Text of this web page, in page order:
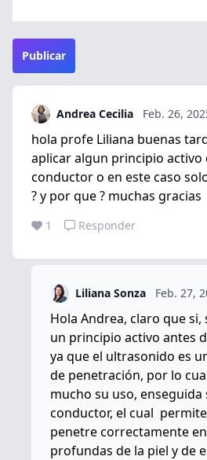
Publicar
Andrea Cecilia Feb. 26,
hola profe Liliana buenas
aplicar algun principio activo
conductor o en este caso
? y por que ? muchas gracias
1 Responder
Liliana Sonza Feb. 27,
Hola Andrea, claro que
un principio activo antes
ya que el ultrasonido es
de penetración, por lo
mucho su uso, enseguida
conductor, el cual
penetre correctamente
profundas de la piel y de